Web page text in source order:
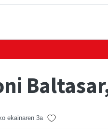
ekainaren 3a